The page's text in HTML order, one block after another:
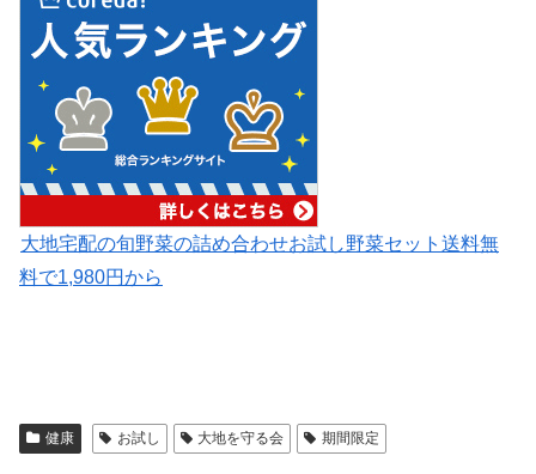
大地宅配の旬野菜の詰め合わせお試し野菜セット送料無
料で1,980円から
健康 お試し 大地を守る会 期間限定